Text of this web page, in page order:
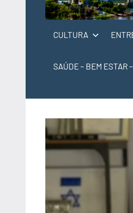
CULTURA
SAÚDE – BEM ESTAR